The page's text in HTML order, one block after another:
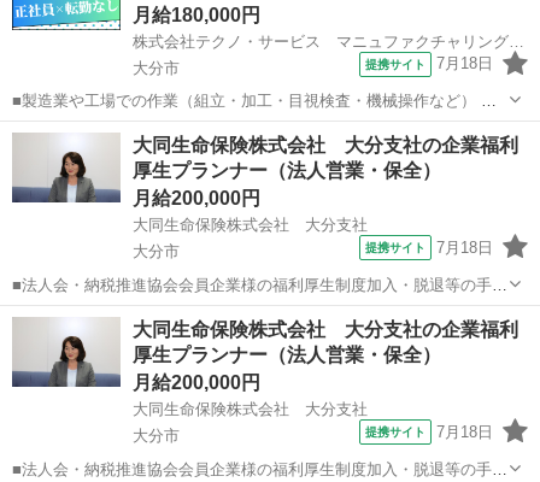
月給180,000円
株式会社テクノ・サービス マニュファクチャリング【大分県】
大分市
提携サイト 7月18日
■製造業や工場での作業（組立・加工・目視検査・機械操作など） 具
体的には・・・ 製品に不備がないか目視チェック 部品を機械にセット
してボタン操作などなど 複雑な作業や力仕事はほとんどなく覚えやす
いものばかり！ 未経験の方...
大分 大分市 倉庫管理
大同生命保険株式会社 大分支社の企業福利
厚生プランナー（法人営業・保全）
月給200,000円
大同生命保険株式会社 大分支社
大分市
提携サイト 7月18日
■法人会・納税推進協会会員企業様の福利厚生制度加入・脱退等の手続
きなどをお任せします。 家庭訪問ではなく、会員である法人企業様へ
と出向き、当社のお薦めするプランのご案内などがメイン。個人宅訪
問や知人・友人への保険勧誘は一切あ...
大分 大分市 代理店営業
大同生命保険株式会社 大分支社の企業福利
厚生プランナー（法人営業・保全）
月給200,000円
大同生命保険株式会社 大分支社
大分市
提携サイト 7月18日
■法人会・納税推進協会会員企業様の福利厚生制度加入・脱退等の手続